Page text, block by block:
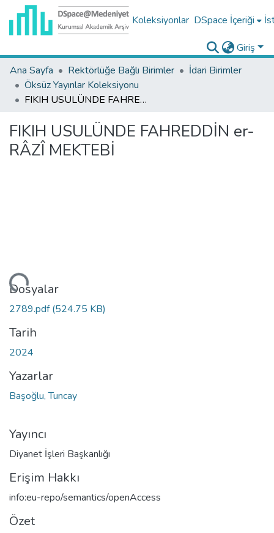
Koleksiyonlar DSpace İçeriği
Giriş
Ana Sayfa
Rektörlüğe Bağlı Birimler
İdari Birimler
Öksüz Yayınlar Koleksiyonu
FIKIH USULÜNDE FAHREDDİN er-RÂZÎ MEKTEBİ
FIKIH USULÜNDE FAHREDDİN er-
RÂZÎ MEKTEBİ
Dosyalar
2789.pdf(524.75 KB)
Tarih
2024
Yazarlar
Başoğlu, Tuncay
Yayıncı
Diyanet İşleri Başkanlığı
Erişim Hakkı
info:eu-repo/semantics/openAccess
Özet